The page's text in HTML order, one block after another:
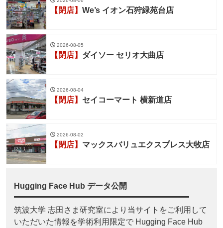
【閉店】 We’s イオン石狩緑苑台店
2026-08-05
【閉店】 ダイソー セリオ大曲店
2026-08-04
【閉店】 セイコーマート 横新道店
2026-08-02
【閉店】 マックスバリュエクスプレス大牧店
Hugging Face Hub データ公開
筑波大学 志田さま研究室により当サイトをご利用して
いただいた情報を学術利用限定で Hugging Face Hub